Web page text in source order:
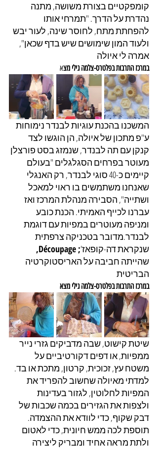
קומפקטיים בצורת משושה, מתנה
נהדרת על הדרך. "תמרחי אותו
להפחתת מתח, לחוסר שינה, לעור יבש
ולעוד המון שימושים שיש בדף שכאן",
אמרה לי איולה
במרכז התרבות בפלטרס-צלמה גילי מצא
המשכנו בהכנת עוגיות לבנדר נימוחות
ע"פ מתכון של איולה, הן הוגשו לצד
קנקן עם תה לבנדר, שנמזג בסט פורצלן
מעוטר בפרחים הסגלגלים "בעולם
קיימים כ-40 סוגי לבנדר, רק האנגלי
שאנחנו משתמשים בו ראוי למאכל
ושתייה", הסבירה מנהלת המרכז ואז
עברנו לכייף האמיתי. הכנת כובע
ומניפה מעוטרים במפיות עם דוגמת
לבנדר.מדובר בטכניקה צרפתית
שנקראת דה-קופאז'; Découpage,
שהייתה חביבה על האריסטוקרטיה
הבריטית
במרכז התרבות בפלטרס-צלמה גילי מצא
שיטת קישוט, שבה מדביקים גזרי נייר
ממפיות, או דפים דקורטיביים על
משטח עץ, זכוכית, קרטון, מתכת או בד.
למדתי מאיולה שחשוב להפריד את
המפיות לחלוטין, לגזור בעדינות
ולצפות את הגזירים בכמה שכבות של
דבק שקוף, כדי לוודא את ההצמדה.
תוספת לכה ממש חיונית, כדי לאטום
ולתת מראה אחיד ומבריק ליצירה